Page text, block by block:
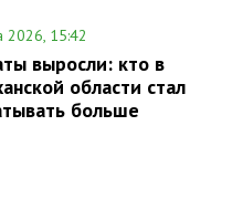
2026, 15:42
выросли: кто в
области стал
больше